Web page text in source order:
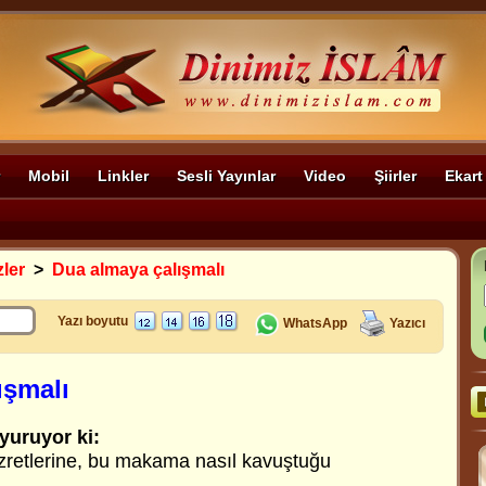
Mobil Linkler Sesli Yayınlar Video Şiirler Ekart
> Dua almaya çalışmalı
Yazı boyutu WhatsApp Yazıcı
ki:
bu makama nasıl kavuştuğu